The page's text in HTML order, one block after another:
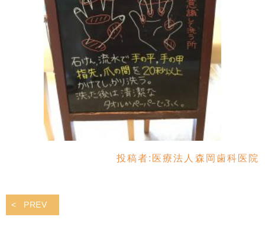
投稿者: 医療法人森岡歯科医院
PREV